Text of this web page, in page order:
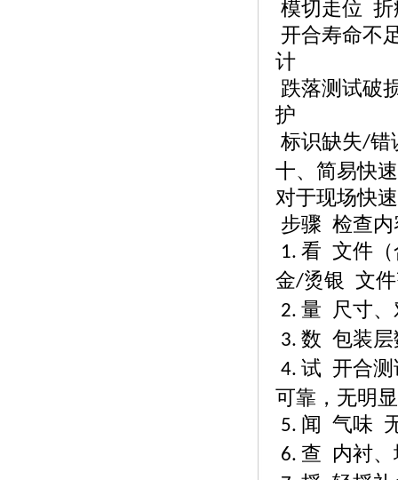
模切走位 折
开合寿命不
计
跌落测试破
护
标识缺失/错
十、简易快
对于现场快
步骤 检查内
1. 看 文件（
金/烫银 文
2. 量 尺寸、
3. 数 包装
4. 试 开合测
可靠，无明
5. 闻 气味
6. 查 内衬、